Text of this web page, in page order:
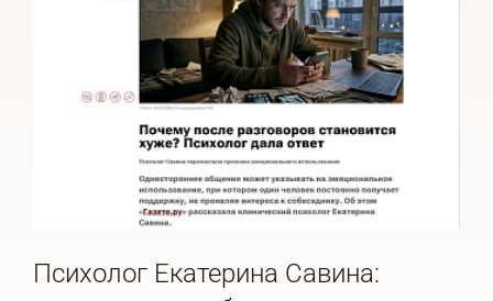
Психолог Екатерина Савина: